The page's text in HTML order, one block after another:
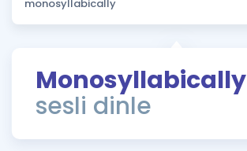
Puan Hesaplama
ÖSYM Sınav Takvimi
Kampanyalar
Monosyllabically
sesli dinle